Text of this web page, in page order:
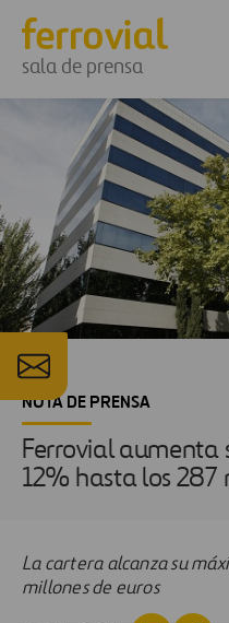
sala de prensa
NOTA DE PRENSA
Ferrovial aumenta
12% hasta los 287
La cartera alcanza su
millones de euros